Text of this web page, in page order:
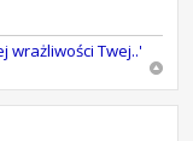
wrażliwości Twej..'